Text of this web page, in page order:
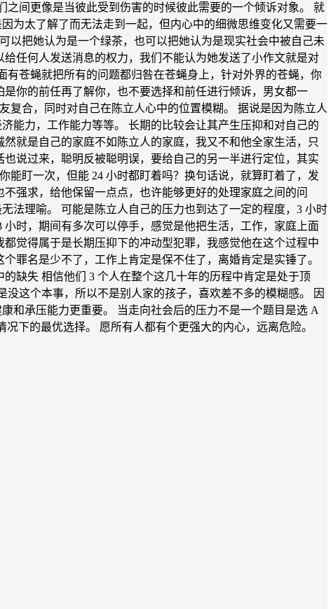
间更像是当彼此受到伤害的时候彼此需要的一个倾诉对象。 就
为太了解了而无法走到一起，但内心中的细微思维变化又需要一
以把她认为是一个绿茶，也可以把她认为是现实社会中被自己未
任何人发送消息的权力，我们不能认为她发送了小作文就是对
苍蝇就把所有的问题都归咎在苍蝇身上，针对外界的苍蝇，你
你的前任再了解你，也不要选择和前任进行倾诉，男女都一
复合，同时对自己在陈立人心中的位置模糊。 据说是因为陈立人
能力，工作能力等等。 长期的比较会让其产生压抑和对自己的
就是自己的家庭不如陈立人的家庭，我又不和他全家生活，只
说过来，聪明反被聪明误，要给自己的另一半进行定位，其实
能盯一次，但能 24 小时都盯着吗？换句话说，就算盯着了，发
强求，给他保留一点点，也许能够更好的处理家庭之间的问
法理喻。 可能是陈立人自己的压力也到达了一定的程度，3 小时
时，期间有多次可以停手，感觉是他把生活，工作，家庭上面
觉得属于是长期压抑下的冲动型犯罪，我感觉他在这个过程中
罪名是少不了，工作上肯定是保不住了，离婚肯定是实锤了。
缺失 相信他们 3 个人在整个这几十年的历程中肯定是处于顶
这个本事，所以不是别人家的孩子，喜欢差不多的模糊感。 因
和承压能力更重要。 当走向社会后的压力不是一个题目是选 A
下的最优选择。 愿所有人都有个更强大的内心，远离危险。